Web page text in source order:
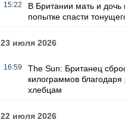
15:22
В Британии мать и дочь
попытке спасти
23 июля 2026
16:59
The Sun: Британец
килограммов
хлебцам
22 июля 2026